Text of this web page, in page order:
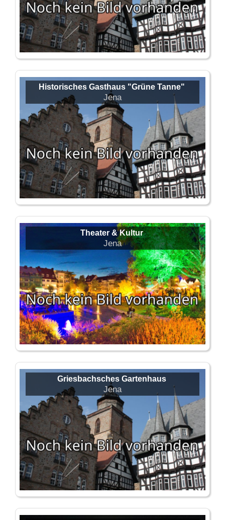
Historisches Gasthaus "Grüne Tanne"
Jena
Theater & Kultur
Jena
Griesbachsches Gartenhaus
Jena